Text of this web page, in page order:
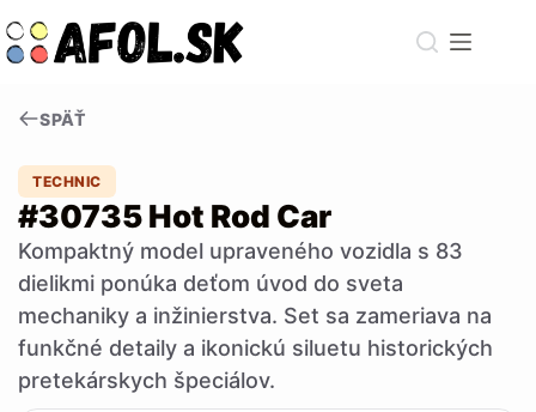
to
content
SPÄŤ
TECHNIC
#30735 Hot Rod Car
Kompaktný model upraveného vozidla s 83
dielikmi ponúka deťom úvod do sveta
mechaniky a inžinierstva. Set sa zameriava na
funkčné detaily a ikonickú siluetu historických
pretekárskych špeciálov.